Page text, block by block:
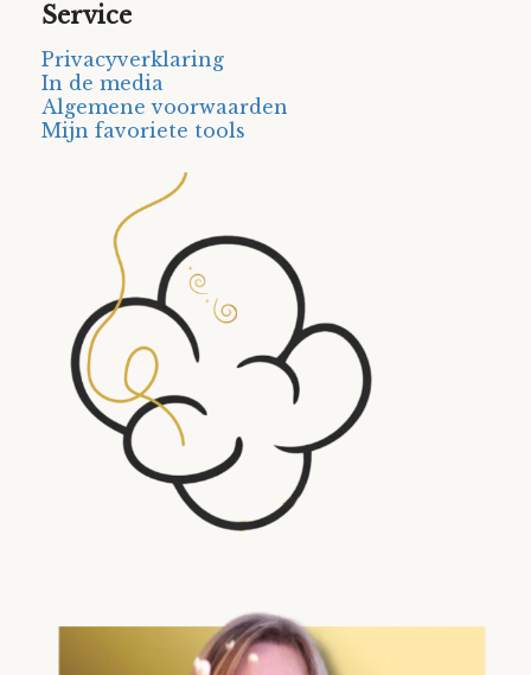
Service
Privacyverklaring
In de media
Algemene voorwaarden
Mijn favoriete tools